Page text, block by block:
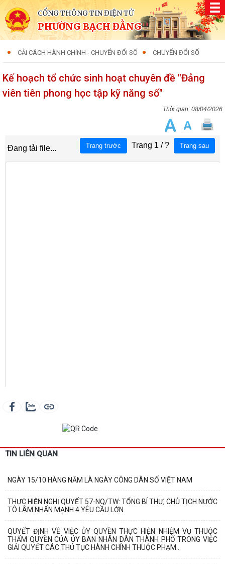
CỔNG THÔNG TIN ĐIỆN TỬ
PHƯỜNG BẠCH ĐẰNG
CẢI CÁCH HÀNH CHÍNH - CHUYỂN ĐỔI SỐ CHUYỂN ĐỔI SỐ
Kế hoạch tổ chức sinh hoạt chuyên đề "Đảng
viên tiên phong học tập kỹ năng số"
08/04/2026
TIN LIÊN QUAN
NGÀY 15/10 HÀNG NĂM LÀ NGÀY CÔNG DÂN SỐ VIỆT NAM
THỰC HIỆN NGHỊ QUYẾT 57-NQ/TW: TỔNG BÍ THƯ, CHỦ TỊCH NƯỚC
TÔ LÂM NHẤN MẠNH 4 YÊU CẦU LỚN
QUYẾT ĐỊNH VỀ VIỆC ỦY QUYỀN THỰC HIỆN NHIỆM VỤ THUỘC
THẨM QUYỀN CỦA ỦY BAN NHÂN DÂN THÀNH PHỐ TRONG VIỆC
GIẢI QUYẾT CÁC THỦ TỤC HÀNH CHÍNH THUỘC PHẠM...